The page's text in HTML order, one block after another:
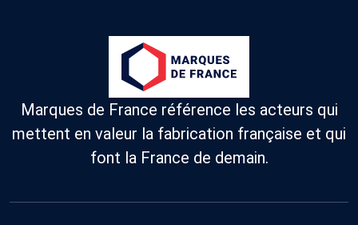
Marques de France référence les acteurs qui
mettent en valeur la fabrication française et qui
font la France de demain.